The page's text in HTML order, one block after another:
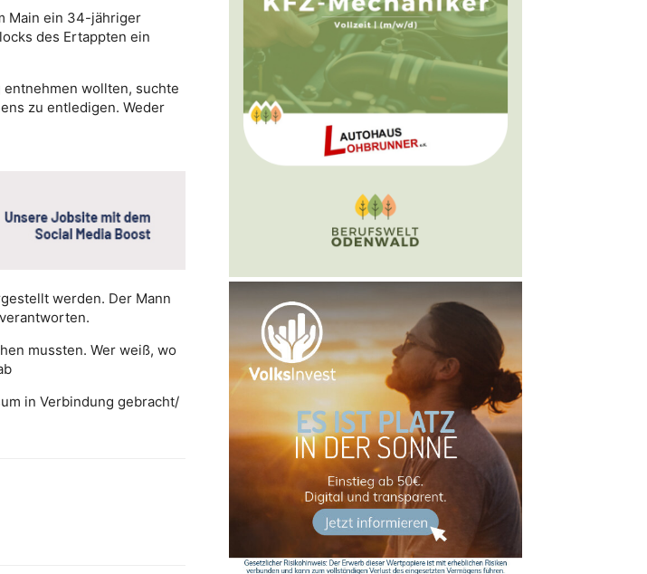
Main ein 34-jähriger
des Ertappten ein
wollten, suchte
zu entledigen. Weder
werden. Der Mann
mussten. Wer weiß, wo
in Verbindung gebracht/